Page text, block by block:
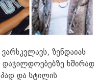
ზენდაიას
დაჯილდოებებზე ხშირად
და სტილის